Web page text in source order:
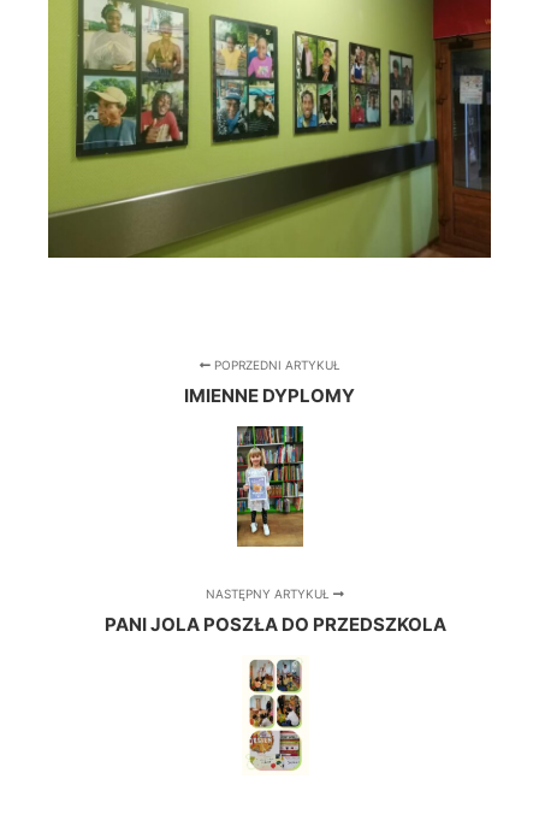
POPRZEDNI ARTYKUŁ
IMIENNE DYPLOMY
NASTĘPNY ARTYKUŁ
PANI JOLA POSZŁA DO PRZEDSZKOLA